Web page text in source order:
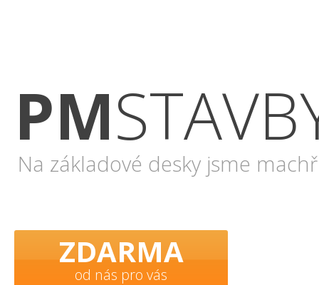
PM
Na základové desky jsme
ZDARMA
od nás pro vás